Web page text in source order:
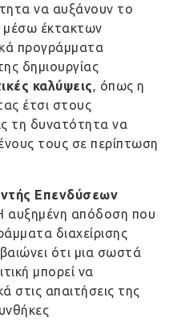
να αυξάνουν το
μέσω έκτακτων
προγράμματα
δημιουργίας
καλύψεις, όπως η
έτσι στους
τη δυνατότητα να
τους σε περίπτωση
Επενδύσεων
αυξημένη απόδοση που
διαχείρισης
ότι μια σωστά
μπορεί να
στις απαιτήσεις της